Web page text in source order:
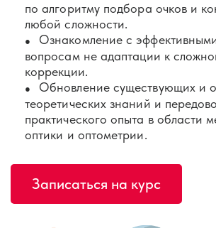
по алгоритму подбора очков и
любой сложности.
Ознакомление с
вопросам не адаптации к
коррекции.
Обновление существующих и
теоретических знаний и
практического опыта в области
оптики и оптометрии.
Записаться на курс